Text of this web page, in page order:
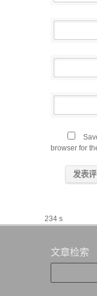
browser for
234 s
文章检索